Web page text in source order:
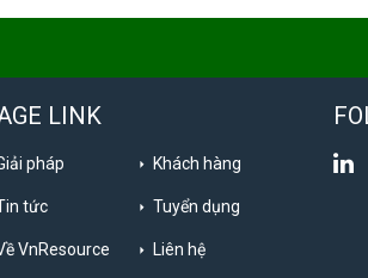
LINK
pháp Khách hàng
tức Tuyển dụng
VnResource Liên hệ